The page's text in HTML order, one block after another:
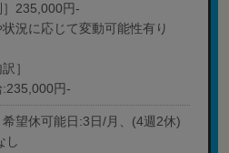
］235,000円-
況に応じて変動可能性有り
］
:235,000円-
希望休可能日:3日/月、(4週2休)
し